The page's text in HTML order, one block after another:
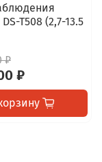
T508 (2,7-13.5
₽
₽